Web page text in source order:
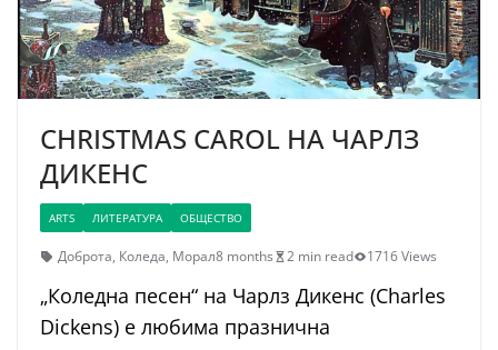
CHRISTMAS CAROL НА ЧАРЛЗ
ДИКЕНС
ARTS ЛИТЕРАТУРА ОБЩЕСТВО
Доброта, Коледа, Морал8 months 2 min read 1716 Views
„Коледна песен“ на Чарлз Дикенс (Charles
Dickens) е любима празнична